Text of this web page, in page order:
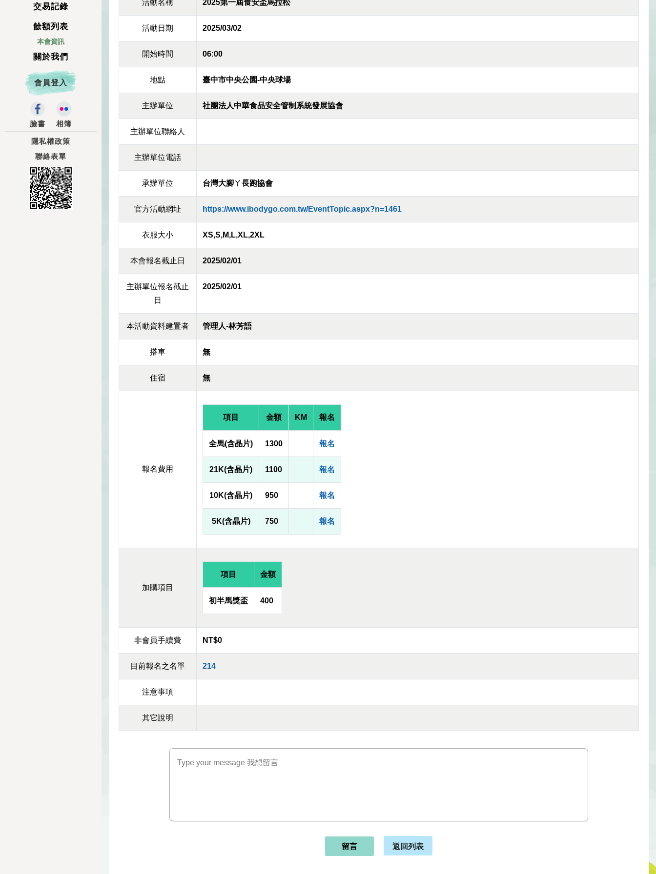
交易記錄
餘額列表
本會資訊
關於我們
會員登入
臉書 相簿
隱私權政策
聯絡表單
活動名稱 2025第一屆食安盃馬拉松
活動日期 2025/03/02
開始時間 06:00
地點 臺中市中央公園-中央球場
主辦單位 社團法人中華食品安全管制系統發展協會
主辦單位聯絡人
主辦單位電話
承辦單位 台灣大腳ㄚ長跑協會
官方活動網址 https://www.ibodygo.com.tw/EventTopic.aspx?n=1461
衣服大小 XS,S,M,L,XL,2XL
本會報名截止日 2025/02/01
主辦單位報名截止
日
2025/02/01
本活動資料建置者 管理人-林芳語
搭車 無
住宿 無
報名費用
項目 金額 KM 報名
全馬(含晶片) 1300 報名
21K(含晶片) 1100 報名
10K(含晶片) 950 報名
5K(含晶片) 750 報名
加購項目
項目 金額
初半馬獎盃 400
非會員手續費 NT$0
目前報名之名單 214
注意事項
其它說明
留言 返回列表